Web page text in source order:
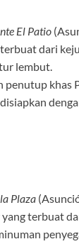
El Patio
dari
lembut.
penutup khas
Plaza
terbuat